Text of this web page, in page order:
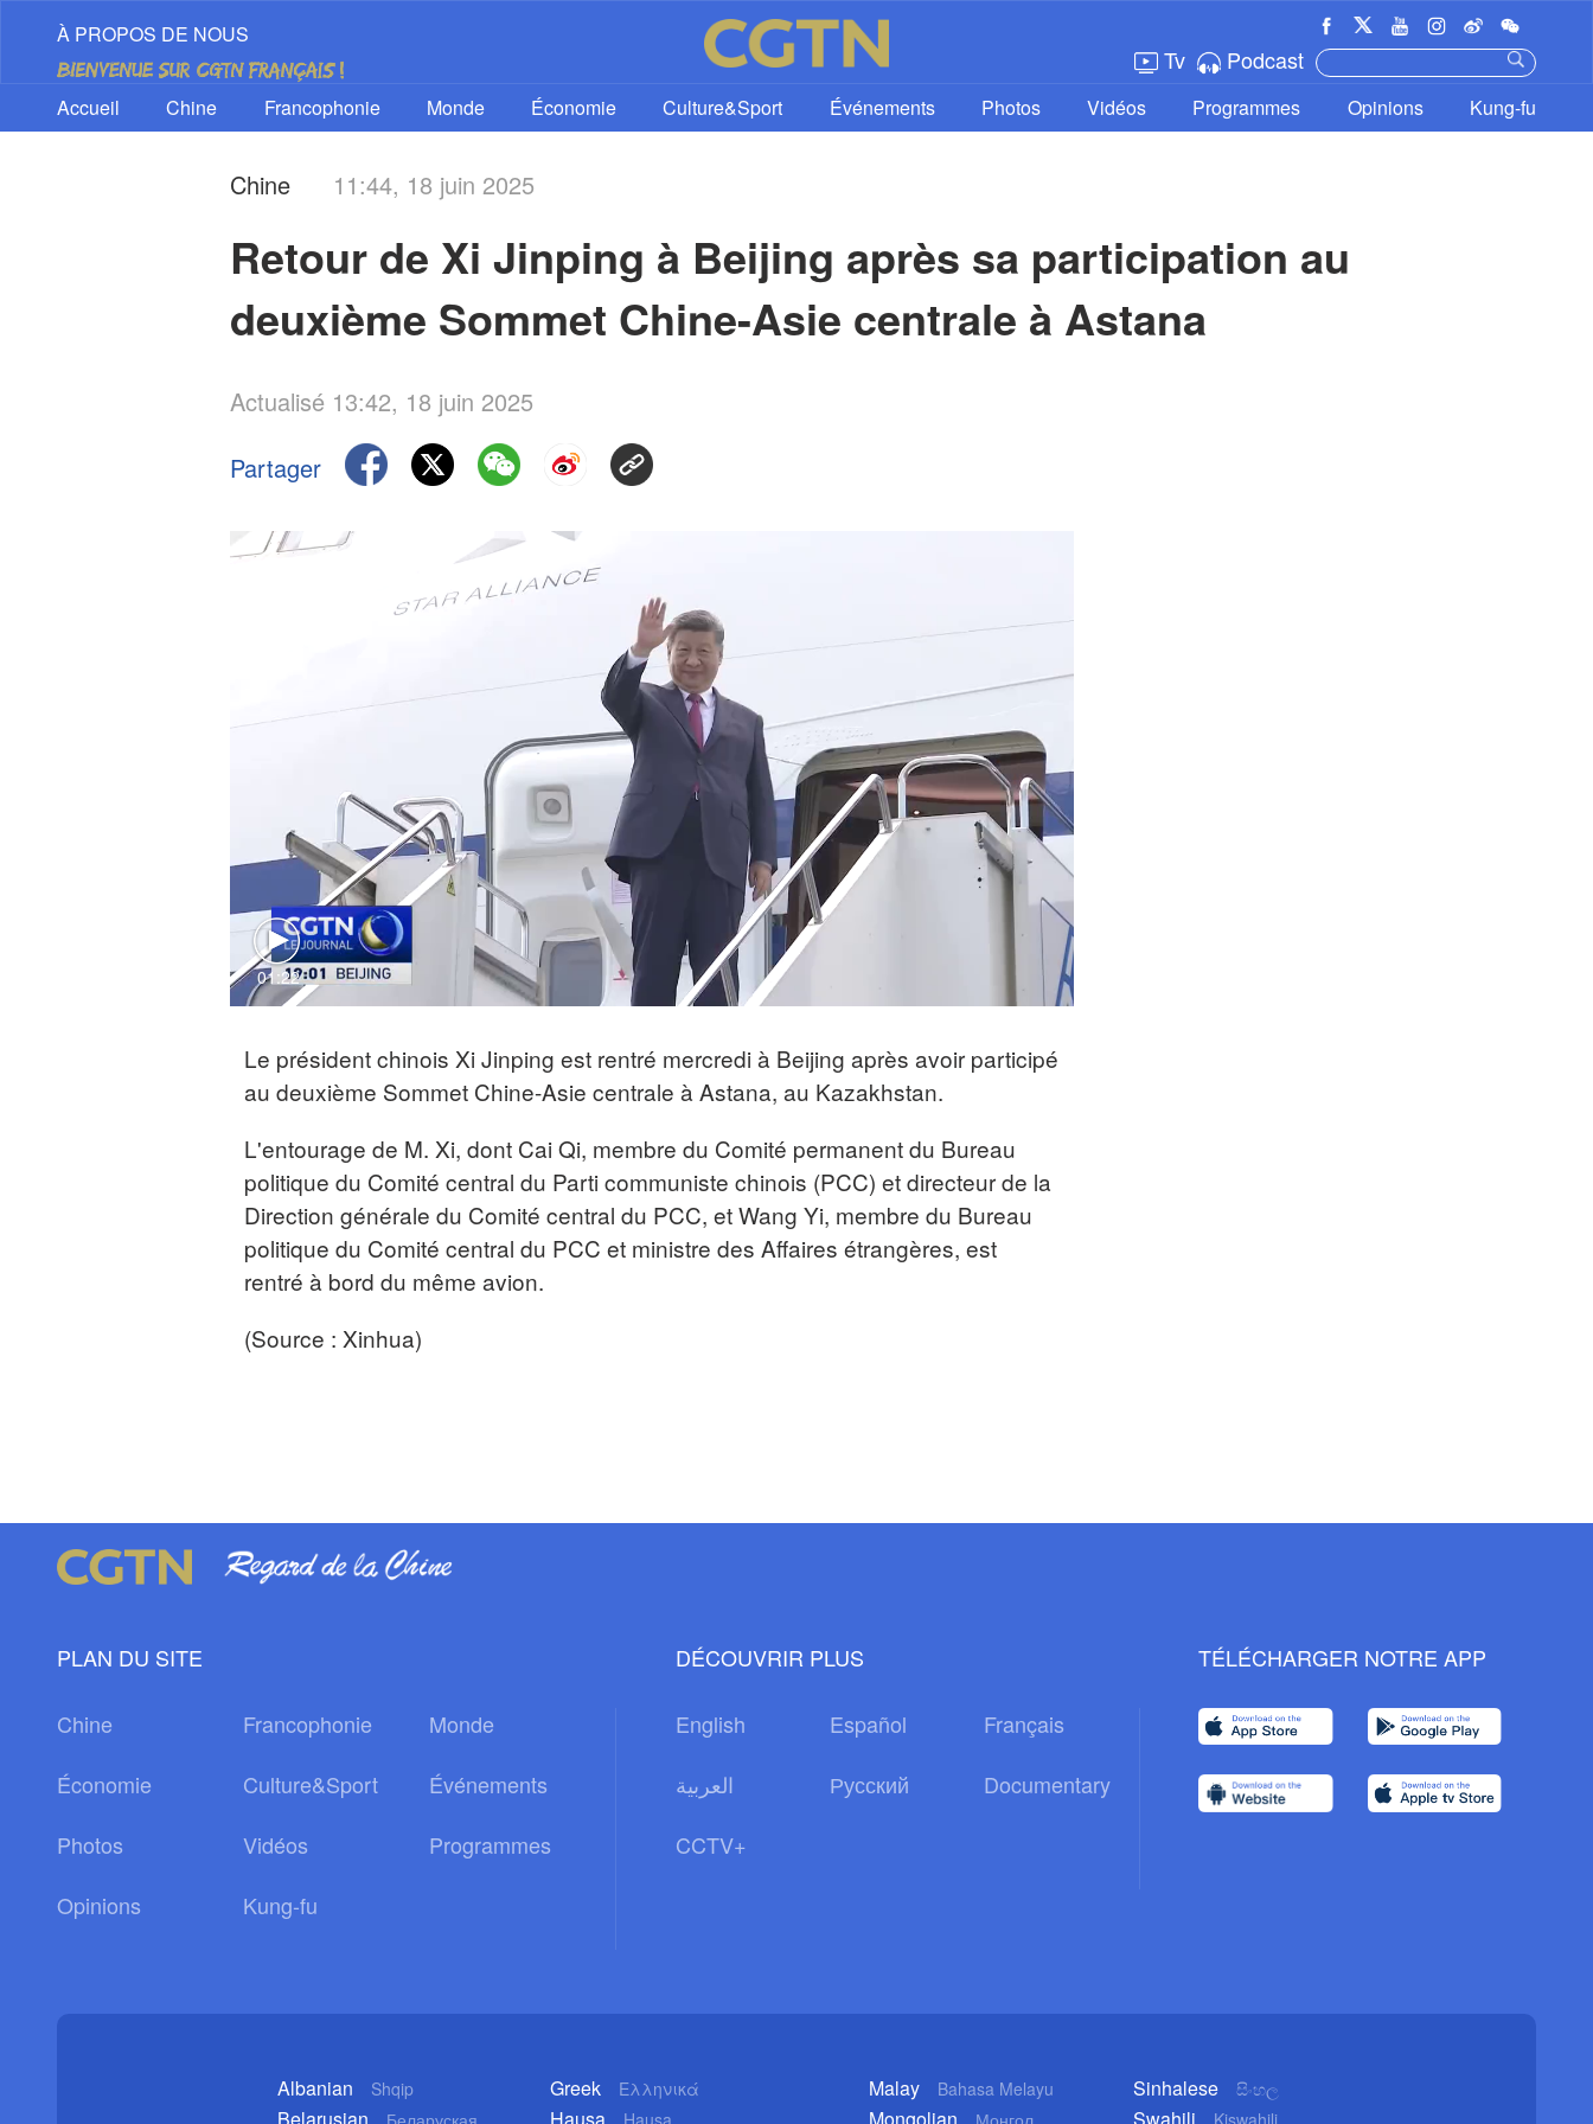
À PROPOS DE NOUS
Tv Podcast
Accueil Chine Francophonie Monde Économie Culture&Sport Événements Photos Vidéos Programmes Opinions Kung-fu
Chine 11:44, 18 juin 2025
Retour de Xi Jinping à Beijing après sa participation au
deuxième Sommet Chine-Asie centrale à Astana
Actualisé 13:42, 18 juin 2025
Partager
01:22
Le président chinois Xi Jinping est rentré mercredi à Beijing après avoir participé
au deuxième Sommet Chine-Asie centrale à Astana, au Kazakhstan.
L'entourage de M. Xi, dont Cai Qi, membre du Comité permanent du Bureau
politique du Comité central du Parti communiste chinois (PCC) et directeur de la
Direction générale du Comité central du PCC, et Wang Yi, membre du Bureau
politique du Comité central du PCC et ministre des Affaires étrangères, est
rentré à bord du même avion.
(Source : Xinhua)
PLAN DU SITE
Chine Francophonie
Monde
Économie
Culture&Sport
Événements
Photos
Vidéos
Programmes
Opinions
Kung-fu
DÉCOUVRIR PLUS
English Español
Français
العربية
Русский
Documentary
CCTV+
TÉLÉCHARGER NOTRE APP
Albanian Shqip
Belarusian Беларуская
Greek Ελληνικά
Hausa Hausa
Malay Bahasa Melayu
Mongolian Монгол
Sinhalese සිංහල
Swahili Kiswahili